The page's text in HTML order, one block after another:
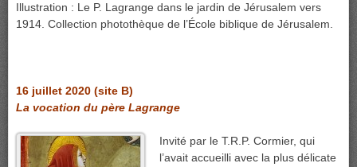
Illustration : Le P. Lagrange dans le jardin de Jérusalem vers
1914. Collection photothèque de l’École biblique de Jérusalem.
16 juillet 2020 (site B)
La vocation du père Lagrange
Invité par le T.R.P. Cormier, qui
l’avait accueilli avec la plus délicate